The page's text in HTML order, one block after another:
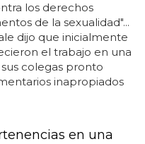
los derechos
de la sexualidad"...
dijo que inicialmente
el trabajo en una
colegas pronto
inapropiados
en una